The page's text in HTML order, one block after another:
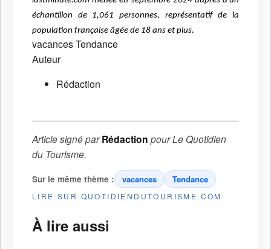
échantillon de 1,061 personnes, représentatif de la
population française âgée de 18 ans et plus.
vacancesTendance
Auteur
Rédaction
Article signé parRédaction pourLe Quotidien
du Tourisme.
Sur le même thème : vacances Tendance
LIRE SUR QUOTIDIENDUTOURISME.COM
À lire aussi